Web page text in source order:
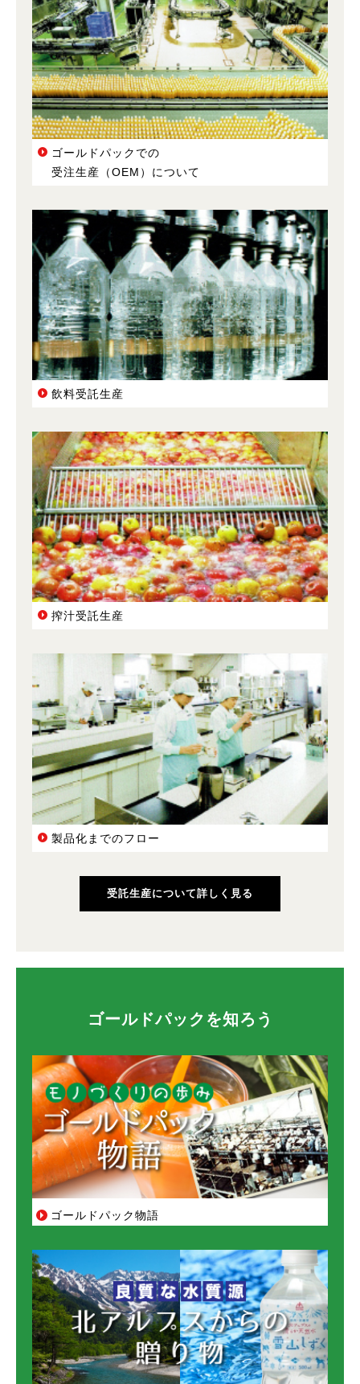
ゴールドパックでの
受注生産（OEM）について
飲料受託生産
搾汁受託生産
製品化までのフロー
受託生産について詳しく見る
ゴールドパックを知ろう
ゴールドパック物語